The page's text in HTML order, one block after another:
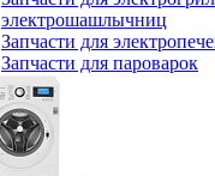
электрошашлычниц
Запчасти для
Запчасти для пароварок